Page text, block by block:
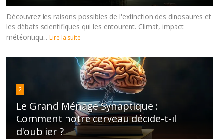
Découvrez les raisons possibles de l'extinction des dinosaures et
les débats scientifiques qui les entourent. Climat, impact
météoritiqu... Lire la suite
2
Le Grand Ménage Synaptique :
Comment notre cerveau décide-t-il
d'oublier ?